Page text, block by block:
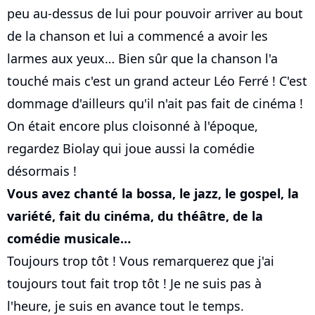
peu au-dessus de lui pour pouvoir arriver au bout
de la chanson et lui a commencé a avoir les
larmes aux yeux… Bien sûr que la chanson l'a
touché mais c'est un grand acteur Léo Ferré ! C'est
dommage d'ailleurs qu'il n'ait pas fait de cinéma !
On était encore plus cloisonné à l'époque,
regardez Biolay qui joue aussi la comédie
désormais !
Vous avez chanté la bossa, le jazz, le gospel, la
variété, fait du cinéma, du théâtre, de la
comédie musicale…
Toujours trop tôt ! Vous remarquerez que j'ai
toujours tout fait trop tôt ! Je ne suis pas à
l'heure, je suis en avance tout le temps.